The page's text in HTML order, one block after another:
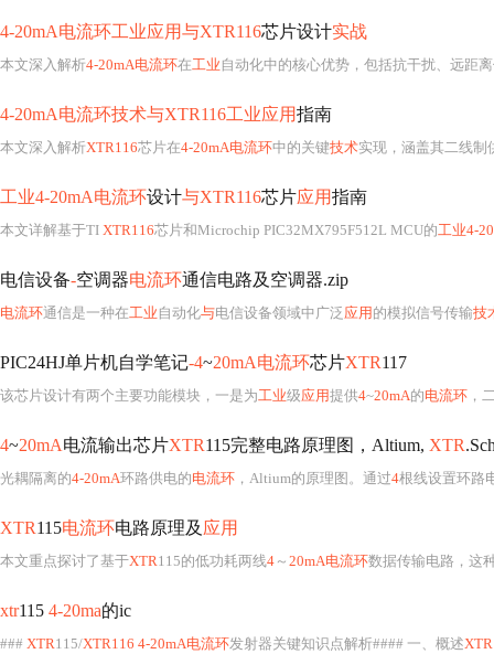
电信设备-空调器电流环通信电路及空调器.zip
电流环 通信是一种在工业自动化与 电信设备领域中广泛应用的模拟信号传输技
PIC24HJ单片机自学笔记-4~20mA电流环芯片
该芯片设计有两个主要功能模块，一是为工业级应用提供4~20mA的电流环，二
4~20mA电流输出芯片XTR115完整电路原理图，Altium,
光耦隔离的4-20mA环路供电的电流环，Altium的原理图。通过4根线设置环路
XTR115电流环电路原理及应用
本文重点探讨了基于XTR 115的低功耗两线4～20mA电流环数据传输电路，这
xtr1154-20ma的ic
###XTR115/XTR116 4-20mA电流环发射器关键知识点解析#### 一、概述XTR
XTR115电流环电路原理及应用_昝勇.pdf
XTR115是一款低功耗的4~20mA电流环 电路芯片，它主要用于工业测量中，能够
4~20mA输出工作原理
本文将深入探讨4~20mA电流环的工作原理，解析其在工业现场中的优势 与应
4-20电流环
### 4-20mA电流环与XTR115/XTR116：工业通信中的关键组件在工业自动化